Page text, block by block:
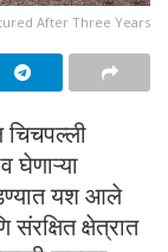
After Three Years
चिचपल्ली
घेणाऱ्या
यश आले
क्षेत्रात